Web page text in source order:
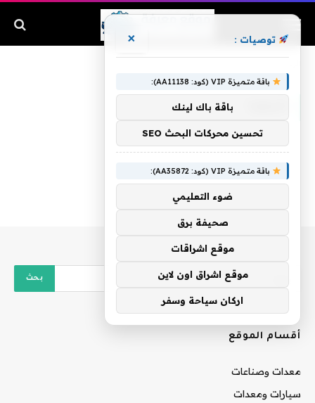
أقسام الموقع
معدات وصناعات
سيارات ومعدات
توصيات : ×
باقة متميزة VIP (كود: AA11138):
باقة باك لينك
تحسين محركات البحث SEO
باقة متميزة VIP (كود: AA35872):
ضوء التعليمي
صحيفة برق
موقع اشراقات
موقع اشراق اون لاين
اركان سياحة وسفر